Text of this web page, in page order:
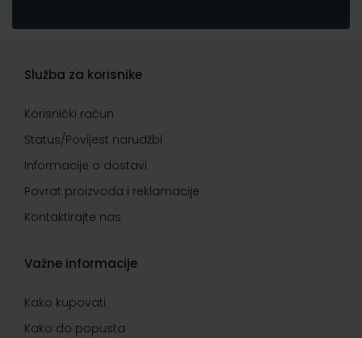
Služba za korisnike
Korisnički račun
Status/Povijest narudžbi
Informacije o dostavi
Povrat proizvoda i reklamacije
Kontaktirajte nas
Važne informacije
Kako kupovati
Kako do popusta